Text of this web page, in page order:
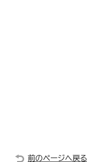
前のページへ戻る